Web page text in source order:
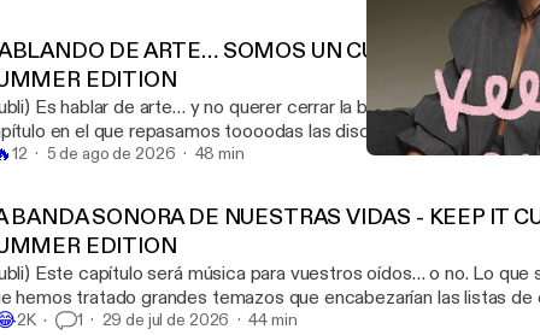
DE ARTE… SOMOS UN CUADRO - KEEP
EDITION
la boca!! Esperemos que os guste este
en el que repasamos toooodas las disciplinas artísticas
para ello: El de naranja <3 Hoy brindamos con la lata edición limitada de
#SIGUEAdelante Gracias a Gingko Sky Bar por dejarnos grabar en su
terraza. 🌟
12 5 de ago de 2026 48 min
BANDA SONORA DE NUESTRAS VIDAS - KEEP IT
EDITION
oídos… o no. Lo que sí es seguro es
hemos tratado grandes temazos que encabezarían las listas de
de música, una de nuestras grandes pasiones. <3 Y lo
2K 1 29 de jul de 2026 44 min